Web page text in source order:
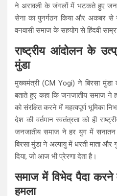
ने अरावली के जंगलों में भटकते हुए
सेना का पुनर्गठन किया और अकबर से
वनवासी समाज के सहयोग से हिंदवी
राष्ट्रीय आंदोलन के
मुंडा
मुख्यमंत्री (CM Yogi) ने बिरसा मुंडा
बताते हुए कहा कि जनजातीय समाज ने
को संरक्षित करने में महत्वपूर्ण भूमिका
देश की वर्तमान स्वतंत्रता को ही
जनजातीय समाज ने हर युग में सनातन
बिरसा मुंडा ने अल्पायु में धरती माता और
दिया, जो आज भी प्रेरणा देता है।
समाज में विभेद पैदा करने
हमला